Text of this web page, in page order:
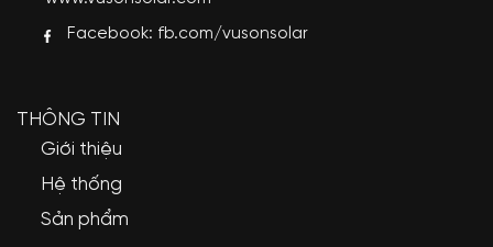
Facebook: fb.com/vusonsolar
THÔNG TIN
Giới thiệu
Hệ thống
Sản phẩm